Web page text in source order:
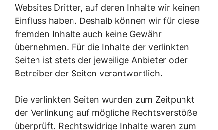
Websites Dritter, auf deren Inhalte wir keinen
Einfluss haben. Deshalb können wir für diese
fremden Inhalte auch keine Gewähr
übernehmen. Für die Inhalte der verlinkten
Seiten ist stets der jeweilige Anbieter oder
Betreiber der Seiten verantwortlich.
Die verlinkten Seiten wurden zum Zeitpunkt
der Verlinkung auf mögliche Rechtsverstöße
überprüft. Rechtswidrige Inhalte waren zum